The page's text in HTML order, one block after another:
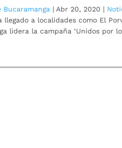
Bucaramanga | Abr 20, 2020 |
llegado a localidades como El
lidera la campaña ‘Unidos